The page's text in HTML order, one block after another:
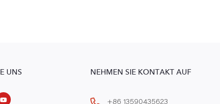
UNS NEHMEN SIE KONTAKT AUF
+86 13590435623